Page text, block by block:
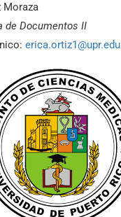
Moraza
de Documentos II
erica.ortiz1@upr.edu